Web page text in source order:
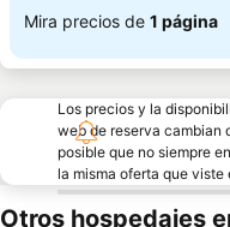
Mira precios de 1 página
Los precios y la
web de reserva cambian
posible que no siempre
la misma oferta que viste
Otros hospedajes